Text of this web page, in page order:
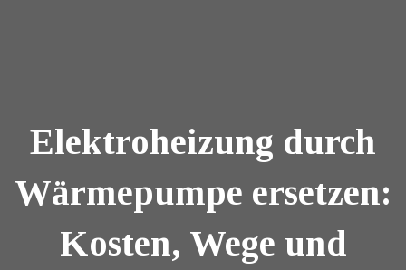
Elektroheizung durch
Wärmepumpe ersetzen:
Kosten, Wege und